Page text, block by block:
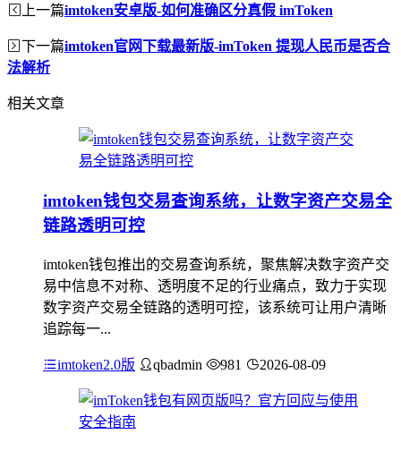
上一篇imtoken安卓版-如何准确区分真假 imToken
下一篇imtoken官网下载最新版-imToken 提现人民币是否合
法解析
相关文章
imtoken钱包交易查询系统，让数字资产交易全
链路透明可控
imtoken钱包推出的交易查询系统，聚焦解决数字资产交
易中信息不对称、透明度不足的行业痛点，致力于实现
数字资产交易全链路的透明可控，该系统可让用户清晰
追踪每一...
imtoken2.0版 qbadmin 981 2026-08-09